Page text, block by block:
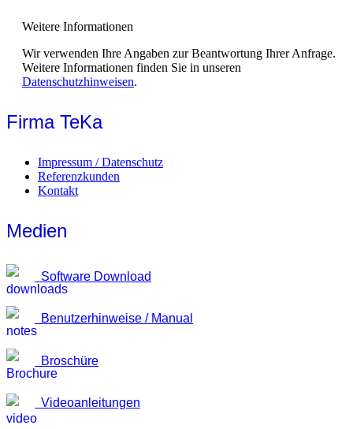
Weitere Informationen
Wir verwenden Ihre Angaben zur Beantwortung Ihrer Anfrage.
Weitere Informationen finden Sie in unseren
Datenschutzhinweisen.
Firma TeKa
Impressum / Datenschutz
Referenzkunden
Kontakt
Medien
Software Download
Benutzerhinweise / Manual
Broschüre
Videoanleitungen